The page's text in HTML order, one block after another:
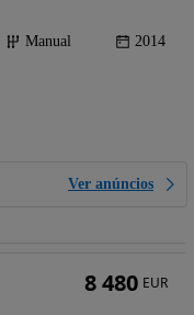
Manual 2014
Ver anúncios
8 480 EUR